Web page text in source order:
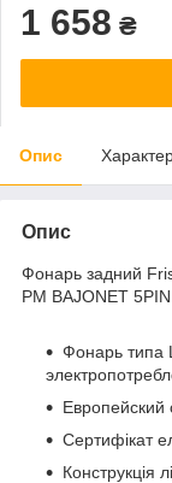
1 658 ₴
Опис
Опис
Фонарь задний
PM BAJONET 5PIN
Фонарь типа
Европейский
Сертифікат
Конструкція